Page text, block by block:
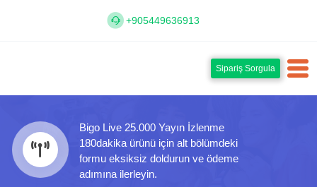
+905449636913
Sipariş Sorgula
Bigo Live 25.000 Yayın İzlenme
180dakika ürünü için alt bölümdeki
formu eksiksiz doldurun ve ödeme
adımına ilerleyin.